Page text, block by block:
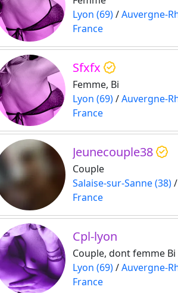
Lyon (69)/Auvergne-
France
Sfxfx
Femme, Bi
Lyon (69)/Auvergne-
France
Jeunecouple38
Couple
Salaise-sur-Sanne (38)/
France
Cpl-lyon
Couple, dont femme Bi
Lyon (69)/Auvergne-
France